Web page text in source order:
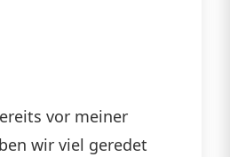
vor meiner
wir viel geredet